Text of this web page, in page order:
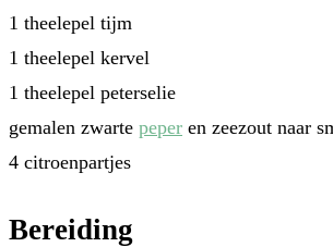
1 theelepel tijm
1 theelepel kervel
1 theelepel peterselie
gemalen zwarte peper en zeezout naar
4 citroenpartjes
Bereiding